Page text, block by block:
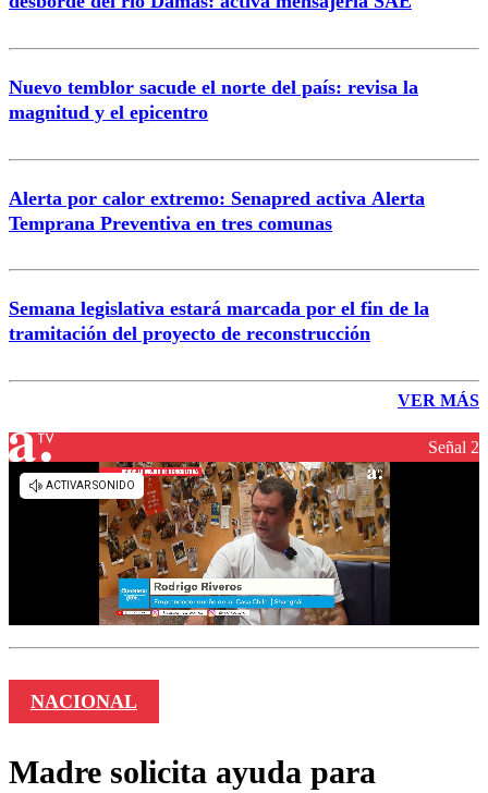
Nuevo temblor sacude el norte del país: revisa la
magnitud y el epicentro
Alerta por calor extremo: Senapred activa Alerta
Temprana Preventiva en tres comunas
Semana legislativa estará marcada por el fin de la
tramitación del proyecto de reconstrucción
VER MÁS
Señal 2
NACIONAL
Madre solicita ayuda para